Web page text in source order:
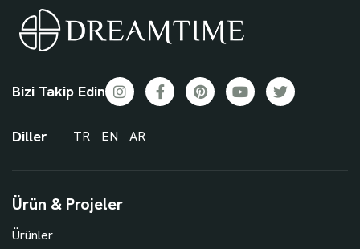
Bizi Takip Edin
Diller TR EN AR
Ürün & Projeler
Ürünler